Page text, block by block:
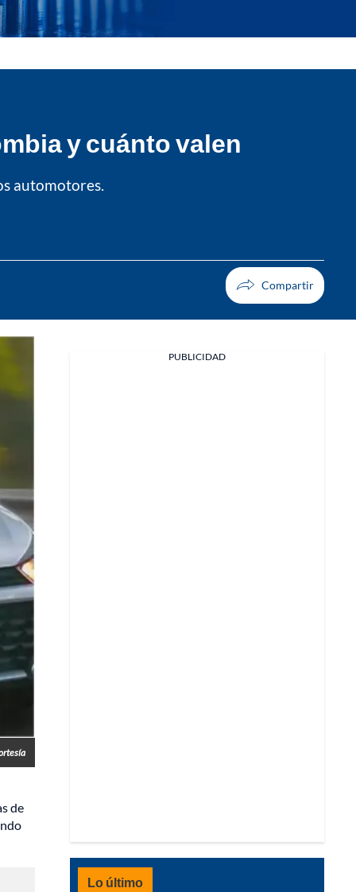
y cuánto valen
automotores.
de
PUBLICIDAD
Lo último